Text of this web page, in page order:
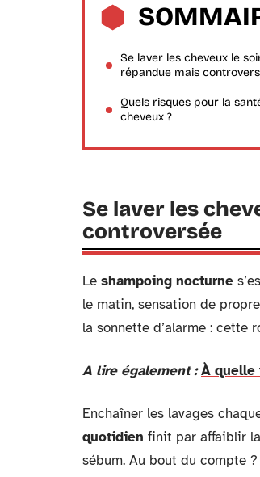
Se laver les cheveux le
répandue mais
Quels risques pour la
cheveux ?
Se laver les
controversée
Le shampoing nocturne
le matin, sensation de
la sonnette d’alarme : cette
A lire également : À quelle
Enchaîner les lavages
quotidien finit par affaiblir
sébum. Au bout du compte